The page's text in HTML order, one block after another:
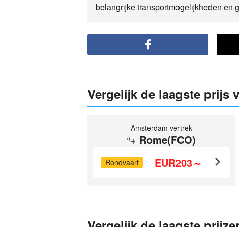
belangrijke transportmogelijkheden en
Vergelijk de laagste prijs
Amsterdam vertrek
Rome(FCO)
Rondvaart EUR203～